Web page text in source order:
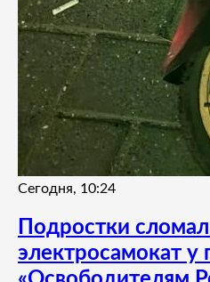
Сегодня, 10:24
Подростки
электросамокат у